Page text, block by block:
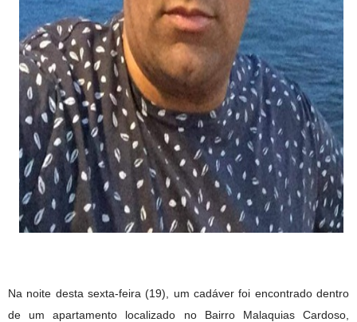
Na noite desta sexta-feira (19), um cadáver foi encontrado dentro
de um apartamento localizado no Bairro Malaquias Cardoso,